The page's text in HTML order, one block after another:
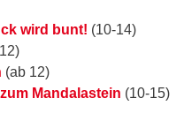
wird bunt! (10-14)
(ab 12)
Mandalastein (10-15)